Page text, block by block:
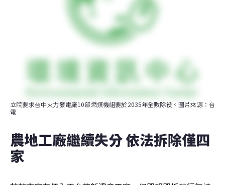
立院要求台中火力發電廠10部燃煤機組要於2035年全數除役。圖片來源：台
電
農地工廠繼續失分 依法拆除僅四
家